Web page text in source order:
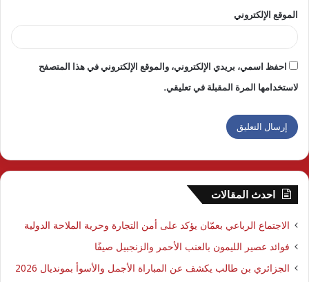
الموقع الإلكتروني
احفظ اسمي، بريدي الإلكتروني، والموقع الإلكتروني في هذا المتصفح
لاستخدامها المرة المقبلة في تعليقي.
احدث المقالات
الاجتماع الرباعي بعمّان يؤكد على أمن التجارة وحرية الملاحة الدولية
فوائد عصير الليمون بالعنب الأحمر والزنجبيل صيفًا
الجزائري بن طالب يكشف عن المباراة الأجمل والأسوأ بمونديال 2026